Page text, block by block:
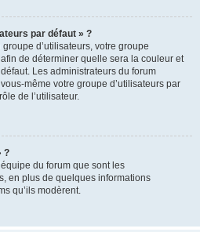
par défaut » ?
d’utilisateurs, votre groupe
de déterminer quelle sera la couleur et
Les administrateurs du forum
même votre groupe d’utilisateurs par
de l’utilisateur.
?
du forum que sont les
en plus de quelques informations
qu’ils modèrent.